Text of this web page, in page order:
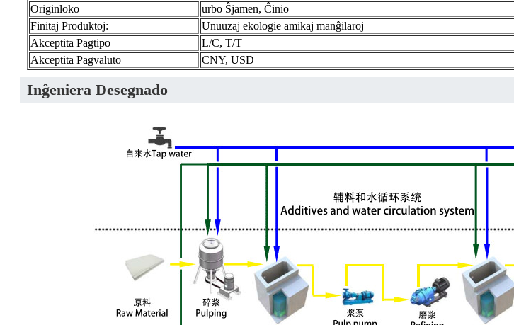
Originloko
urbo Ŝjamen, Ĉinio
Finitaj Produktoj:
Unuuzaj ekologie amikaj manĝilaroj
Akceptita Pagtipo
L/C, T/T
Akceptita Pagvaluto
CNY, USD
Inĝeniera Desegnado